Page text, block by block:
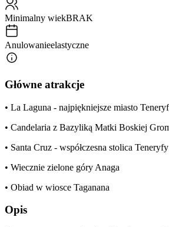
Minimalny wiekBRAK
Anulowanieelastyczne
Główne atrakcje
• La Laguna - najpiękniejsze miasto
• Candelaria z Bazyliką Matki Boskiej
• Santa Cruz - współczesna stolica Teneryfy
• Wiecznie zielone góry Anaga
• Obiad w wiosce Taganana
Opis